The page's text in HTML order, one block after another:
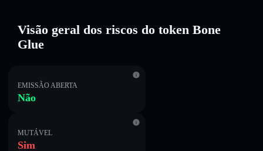
Visão geral dos riscos do token Bone
Glue
EMISSÃO ABERTA
Não
MUTÁVEL
Sim